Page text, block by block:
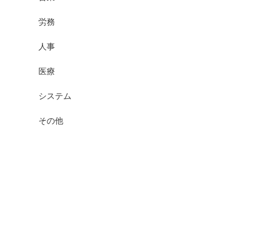
労務
人事
医療
システム
その他